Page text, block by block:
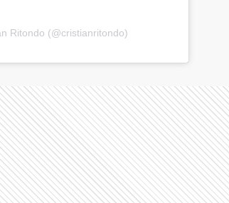
Ritondo (@cristianritondo)